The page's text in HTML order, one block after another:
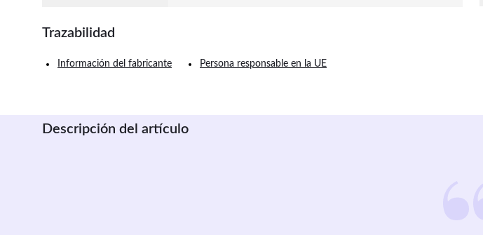
Trazabilidad
Información del fabricante Persona responsable en la UE
Descripción del artículo